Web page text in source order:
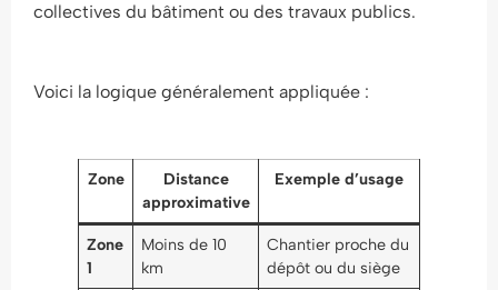
collectives du bâtiment ou des travaux publics.
Voici la logique généralement appliquée :
Zone
Distance
approximative
Exemple d’usage
Zone
1
Moins de 10
km
Chantier proche du
dépôt ou du siège